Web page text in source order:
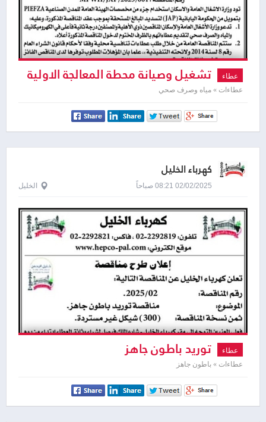
عطاء تشغيل وصيانة محطة المعالجة الاولية
عطاءات » مياه وصرف صحي
كهرباء الخليل
02/02/2025 08:21 صباحاً الخليل
عطاء توريد باطون جاهز
عطاءات » باطون جاهز